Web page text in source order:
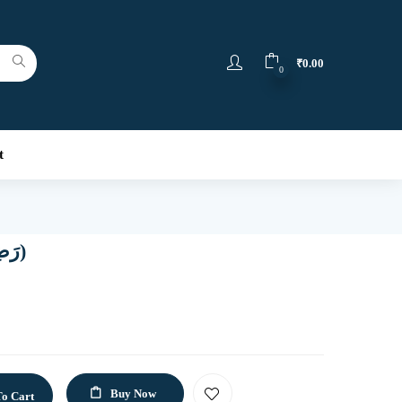
0 ₹0.00
அபூபக்கர் (رَضِيَ ٱللَّٰهُ عَنْهُ)
Cart Buy Now